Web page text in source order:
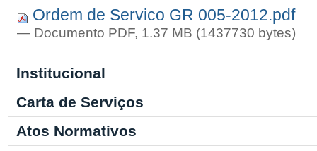
Ordem de Servico GR 005-2012.pdf
— Documento PDF, 1.37 MB (1437730 bytes)
Institucional
Carta de Serviços
Atos Normativos